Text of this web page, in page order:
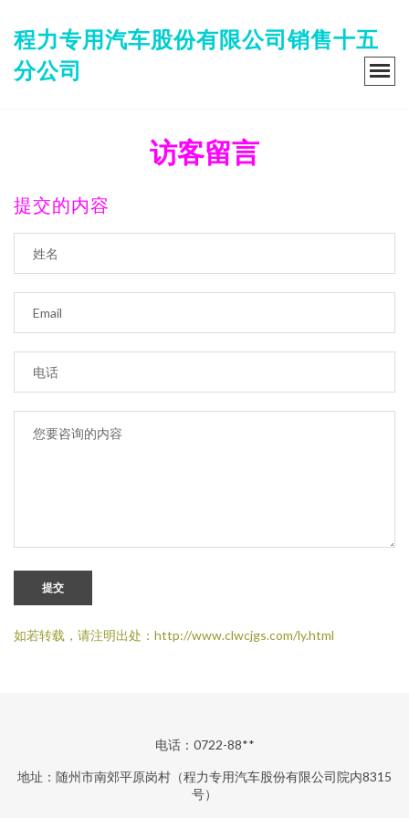
程力专用汽车股份有限公司销售十五
分公司
访客留言
提交的内容
提交
如若转载，请注明出处：http://www.clwcjgs.com/ly.html
电话：0722-88**
地址：随州市南郊平原岗村（程力专用汽车股份有限公司院内8315
号）